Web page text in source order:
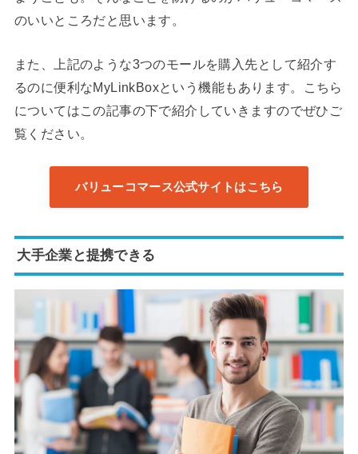
のいいところだと思います。
また、上記のような3つのモールを購入先として紹介す
るのに便利なMyLinkBoxという機能もあります。こちら
についてはこの記事の下で紹介していきますのでぜひご
覧ください。
バリューコマース公式サイトはこちら
大手企業と提携できる